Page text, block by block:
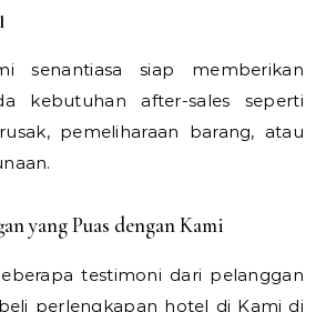
senantiasa siap memberikan
kebutuhan after-sales seperti
pemeliharaan barang, atau
yang Puas dengan Kami
testimoni dari pelanggan
perlengkapan hotel di Kami di